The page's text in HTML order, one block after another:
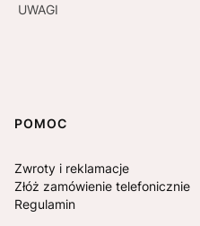
UWAGI
Linki w stopce
POMOC
Zwroty i reklamacje
Złóż zamówienie telefonicznie
Regulamin